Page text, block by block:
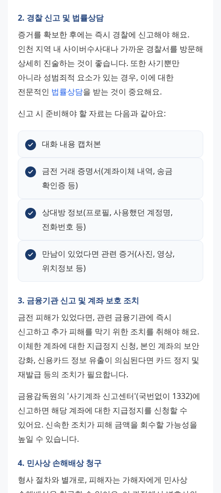
2. 경찰 신고 및 법률상담
증거를 확보한 후에는 즉시 경찰에 신고해야 해요.
인천 지역 내 사이버수사대나 가까운 경찰서를 방문해
상세히 진술하는 것이 좋습니다. 또한 사기뿐만
아니라 성범죄적 요소가 있는 경우, 이에 대한
전문적인 법률상담을 받는 것이 중요해요.
신고 시 준비해야 할 자료는 다음과 같아요:
대화 내용 캡처본
금전 거래 증명서(계좌이체 내역, 송금
확인증 등)
상대방 정보(프로필, 사용했던 계정명,
전화번호 등)
만남이 있었다면 관련 증거(사진, 영상,
위치정보 등)
3. 금융기관 신고 및 계좌 보호 조치
금전 피해가 있었다면, 관련 금융기관에 즉시
신고하고 추가 피해를 막기 위한 조치를 취해야 해요.
이체한 계좌에 대한 지급정지 신청, 본인 계좌의 보안
강화, 신용카드 정보 유출이 의심된다면 카드 정지 및
재발급 등의 조치가 필요합니다.
금융감독원의 '사기계좌 신고센터'(국번없이 1332)에
신고하면 해당 계좌에 대한 지급정지를 신청할 수
있어요. 신속한 조치가 피해 금액을 회수할 가능성을
높일 수 있습니다.
4. 민사상 손해배상 청구
형사 절차와 별개로, 피해자는 가해자에게 민사상